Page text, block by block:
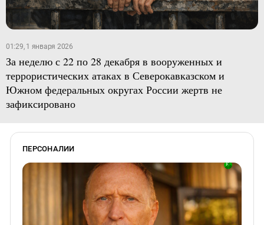
01:29, 1 января 2026
За неделю с 22 по 28 декабря в вооруженных и
террористических атаках в Северокавказском и
Южном федеральных округах России жертв не
зафиксировано
ПЕРСОНАЛИИ